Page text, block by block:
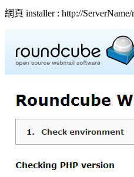
網頁 installer : http://